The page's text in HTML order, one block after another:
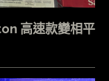
高速款變相平